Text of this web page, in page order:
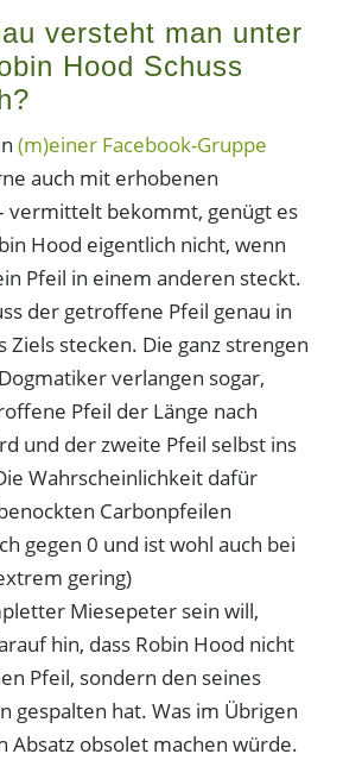
versteht man unter
Hood Schuss
(m)einer Facebook-Gruppe
auch mit erhobenen
vermittelt bekommt, genügt es
Hood eigentlich nicht, wenn
Pfeil in einem anderen steckt.
der getroffene Pfeil genau in
Ziels stecken. Die ganz strengen
verlangen sogar,
Pfeil der Länge nach
und der zweite Pfeil selbst ins
Wahrscheinlichkeit dafür
Carbonpfeilen
gegen 0 und ist wohl auch bei
gering)
Miesepeter sein will,
hin, dass Robin Hood nicht
Pfeil, sondern den seines
gespalten hat. Was im Übrigen
Absatz obsolet machen würde.